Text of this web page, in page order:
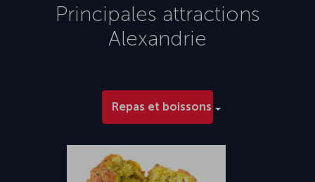
Principales attractions
Alexandrie
Repas et boissons